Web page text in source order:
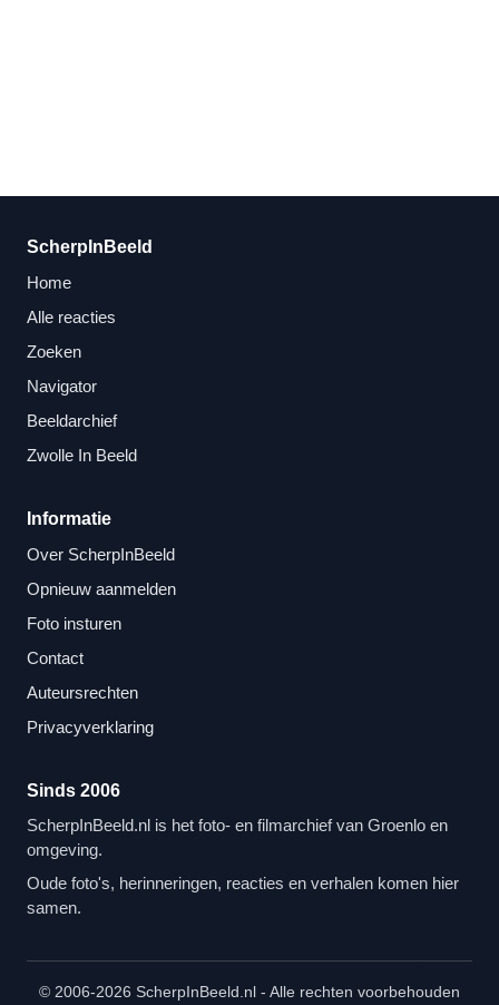
ScherpInBeeld
Home
Alle reacties
Zoeken
Navigator
Beeldarchief
Zwolle In Beeld
Informatie
Over ScherpInBeeld
Opnieuw aanmelden
Foto insturen
Contact
Auteursrechten
Privacyverklaring
Sinds 2006
ScherpInBeeld.nl is het foto- en filmarchief van Groenlo en
omgeving.
Oude foto's, herinneringen, reacties en verhalen komen hier
samen.
© 2006-2026 ScherpInBeeld.nl - Alle rechten voorbehouden